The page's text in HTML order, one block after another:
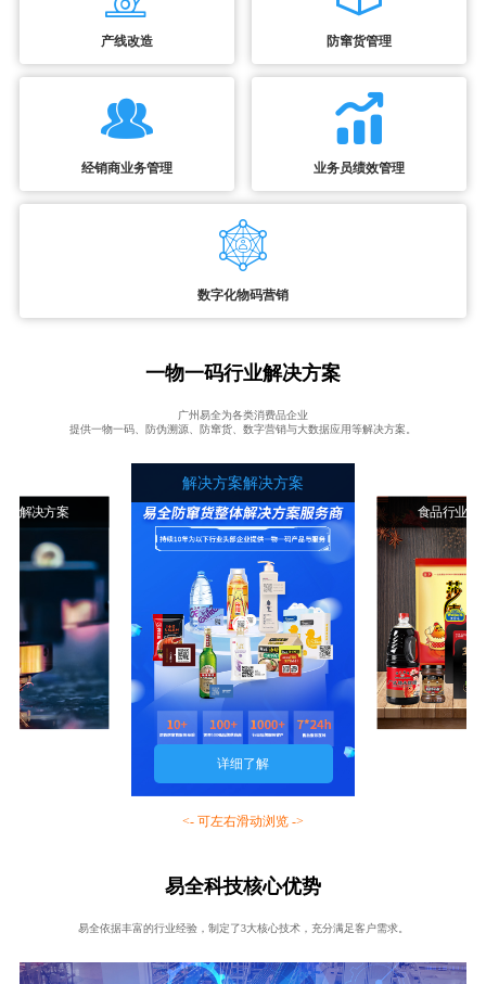
产线改造 防窜货管理
经销商业务管理 业务员绩效管理
数字化物码营销
一物一码行业解决方案
广州易全为各类消费品企业
提供一物一码、防伪溯源、防窜货、数字营销与大数据应用等解决方案。
业解决方案
解决方案解决方案
详细了解
食品行业解
<- 可左右滑动浏览 ->
易全科技核心优势
易全依据丰富的行业经验，制定了3大核心技术，充分满足客户需求。